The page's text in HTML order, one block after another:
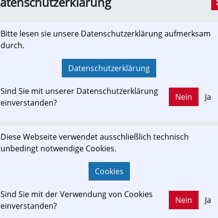
Bitte lesen sie unsere Datenschutzerklärung aufmerksam
durch.
Datenschutzerklärung
Sind Sie mit unserer Datenschutzerklärung
einverstanden?
Nein Ja
Diese Webseite verwendet ausschließlich technisch
unbedingt notwendige Cookies.
Cookies
Sind Sie mit der Verwendung von Cookies
einverstanden?
Nein Ja